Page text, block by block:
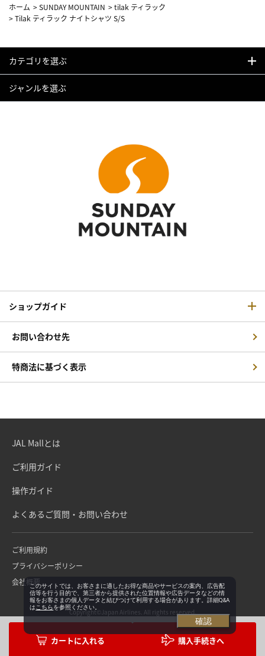
購入手続きへ
ホーム >SUNDAY MOUNTAIN >tilak ティラック
>Tilak ティラック ナイトシャツ S/S
カテゴリを選ぶ
ジャンルを選ぶ
ショップガイド
お問い合わせ先
特商法に基づく表示
JAL Mallとは
ご利用ガイド
操作ガイド
よくあるご質問・お問い合わせ
ご利用規約
プライバシーポリシー
会社概要
Copyright©Japan Airlines. All rights reserved.
このサイトでは、お客さまに適したお得な商品やサービスの案内、広告配
信等を行う目的で、第三者から提供された位置情報や広告データなどの情
報をお客さまの個人データと結びつけて利用する場合があります。詳細Q&A
は こちらを参照ください。
確認